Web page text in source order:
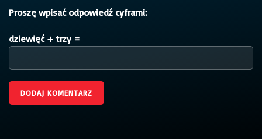
Proszę wpisać odpowiedź cyframi:
dziewięć + trzy =